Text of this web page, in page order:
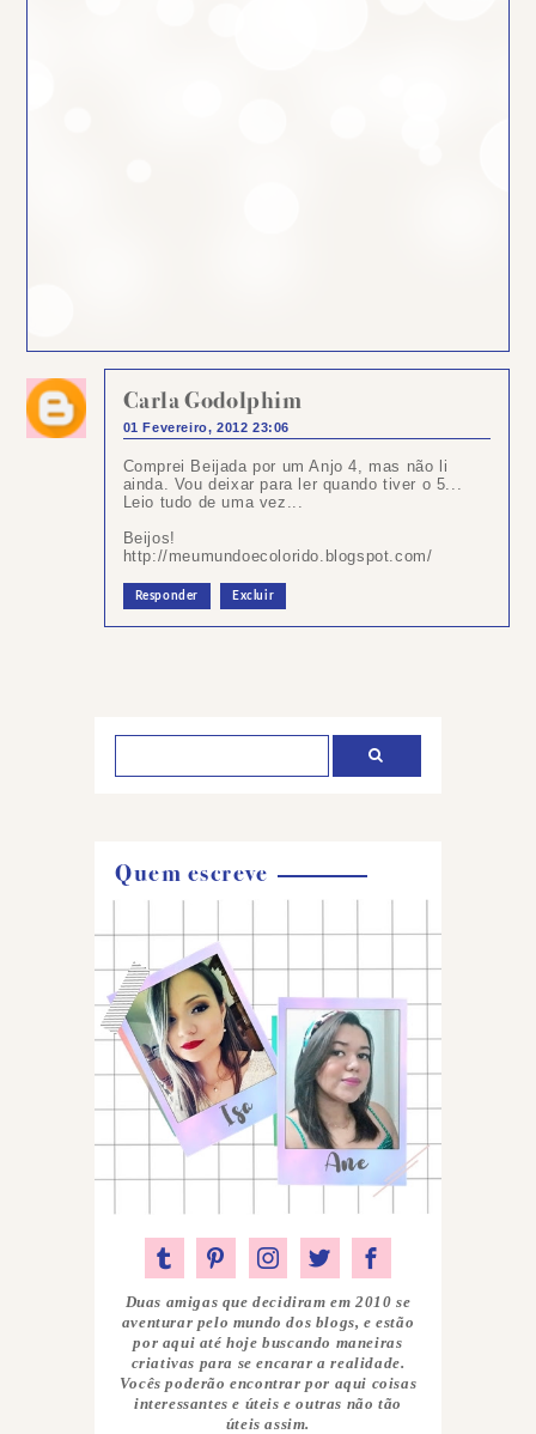
Carla Godolphim
01 Fevereiro, 2012 23:06
Comprei Beijada por um Anjo 4, mas não li
ainda. Vou deixar para ler quando tiver o 5...
Leio tudo de uma vez...
Beijos!
http://meumundoecolorido.blogspot.com/
Responder Excluir
Quem escreve
Duas amigas que decidiram em 2010 se
aventurar pelo mundo dos blogs, e estão
por aqui até hoje buscando maneiras
criativas para se encarar a realidade.
Vocês poderão encontrar por aqui coisas
interessantes e úteis e outras não tão
úteis assim.